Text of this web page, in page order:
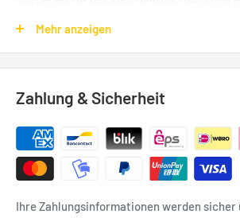
gesünder als eine vorgetäuschte? Der
Körper mit dem Geist zu beeinflussen –
selten gezielt?
Mit viel Humor zeigt Eckart von
Entscheidungen für Ihre eigene
für sich tun und auch lassen kann.
Beipackzettel. Ein versöhnliches Buch, das
Was ist heilsamer Zauber, und wo fängt
Mehr anzeigen
Zahlung & Sicherheit
Ihre Zahlungsinformationen werden